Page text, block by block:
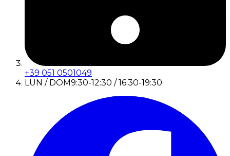
+39 051 0501049
LUN / DOM9:30-12:30 / 16:30-19:30